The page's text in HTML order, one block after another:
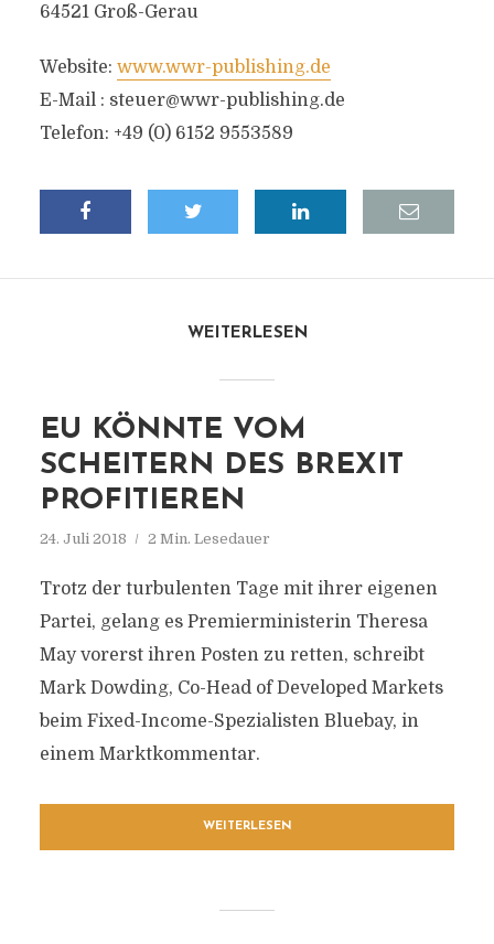
64521 Groß-Gerau
Website: www.wwr-publishing.de
E-Mail : steuer@wwr-publishing.de
Telefon: +49 (0) 6152 9553589
WEITERLESEN
EU KÖNNTE VOM
SCHEITERN DES BREXIT
PROFITIEREN
24. Juli 2018 2 Min. Lesedauer
Trotz der turbulenten Tage mit ihrer eigenen
Partei, gelang es Premierministerin Theresa
May vorerst ihren Posten zu retten, schreibt
Mark Dowding, Co-Head of Developed Markets
beim Fixed-Income-Spezialisten Bluebay, in
einem Marktkommentar.
WEITERLESEN